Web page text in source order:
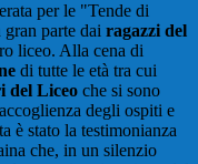
per le "Tende di
parte dai ragazzi del
liceo. Alla cena di
di tutte le età tra cui
del Liceo che si sono
degli ospiti e
è stato la testimonianza
che, in un silenzio